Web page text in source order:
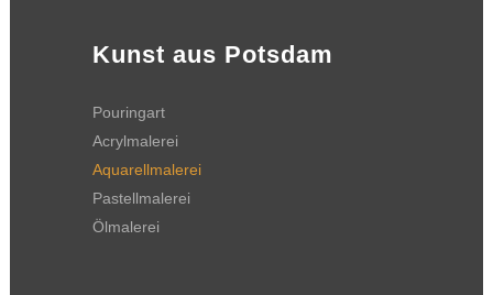
Kunst aus Potsdam
Pouringart
Acrylmalerei
Aquarellmalerei
Pastellmalerei
Ölmalerei